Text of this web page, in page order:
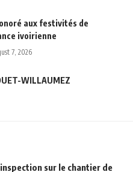
aux festivités de
ivoirienne
7, 2026
WILLAUMEZ
sur le chantier de